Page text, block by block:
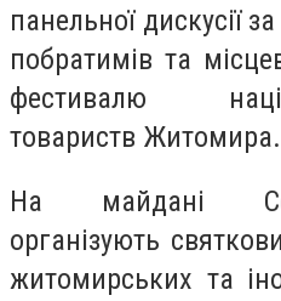
панельної дискусії
побратимів та
фестивалю
товариств Житомира.
На майдані
організують
житомирських та